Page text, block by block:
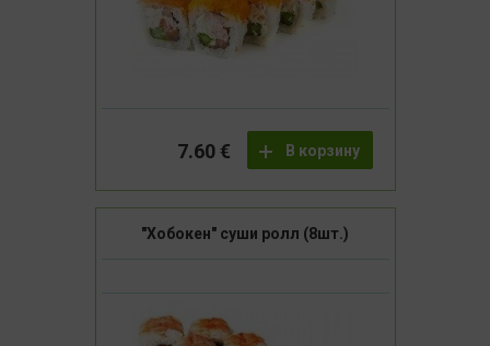
В корзину
7.60 €
"Хобокен" суши ролл (8шт.)